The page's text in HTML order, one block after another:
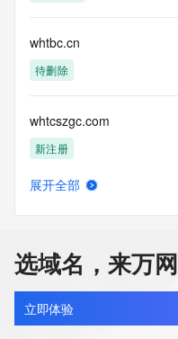
whtbc.cn
待删除
whtcszgc.com
新注册
whtdsh.com
最近查询
展开全部
选域名，来万网
立即体验